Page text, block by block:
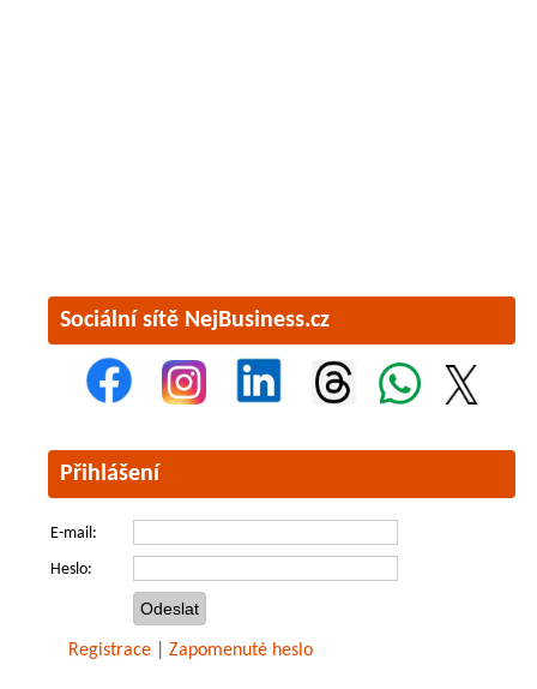
Sociální sítě NejBusiness.cz
Přihlášení
E-mail:
Heslo:
Registrace Zapomenuté heslo